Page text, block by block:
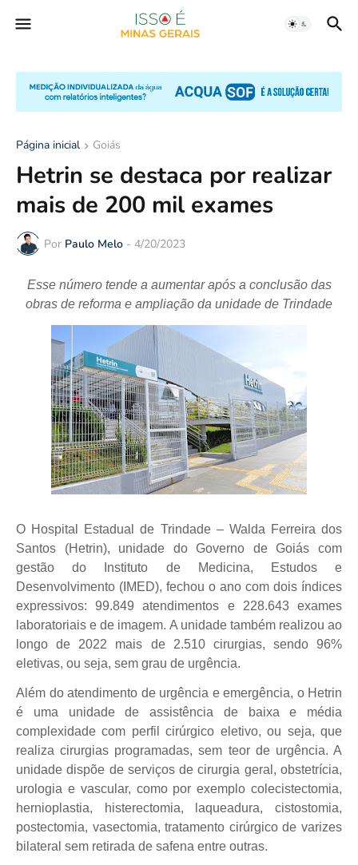
Página inicial Goiás
Hetrin se destaca por realizar
mais de 200 mil exames
Por Paulo Melo - 4/20/2023
Esse número tende a aumentar após a conclusão das
obras de reforma e ampliação da unidade de Trindade
O Hospital Estadual de Trindade – Walda Ferreira dos
Santos (Hetrin), unidade do Governo de Goiás com
gestão do Instituto de Medicina, Estudos e
Desenvolvimento (IMED), fechou o ano com dois índices
expressivos: 99.849 atendimentos e 228.643 exames
laboratoriais e de imagem. A unidade também realizou ao
longo de 2022 mais de 2.510 cirurgias, sendo 96%
eletivas, ou seja, sem grau de urgência.
Além do atendimento de urgência e emergência, o Hetrin
é uma unidade de assistência de baixa e média
complexidade com perfil cirúrgico eletivo, ou seja, que
realiza cirurgias programadas, sem teor de urgência. A
unidade dispõe de serviços de cirurgia geral, obstetrícia,
urologia e vascular, como por exemplo colecistectomia,
hernioplastia, histerectomia, laqueadura, cistostomia,
postectomia, vasectomia, tratamento cirúrgico de varizes
bilateral sem retirada de safena entre outras.